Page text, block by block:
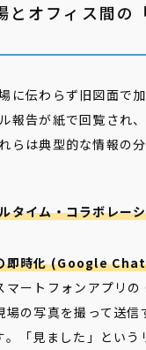
オフィス間の
に伝わらず旧図面で
報告が紙で回覧され
らは典型的な情報の
タイム・コラボレー
即時化 (Google
マートフォンアプリ
場の写真を撮って送信
。「見ました」という